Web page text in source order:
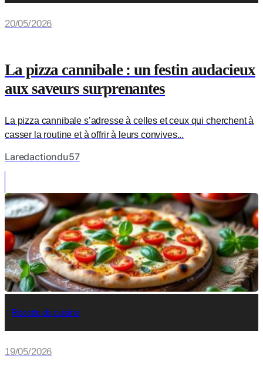
20/05/2026
La pizza cannibale : un festin audacieux
aux saveurs surprenantes
La pizza cannibale s’adresse à celles et ceux qui cherchent à
casser la routine et à offrir à leurs convives...
Laredactiondu57
Recette de cuisine
19/05/2026